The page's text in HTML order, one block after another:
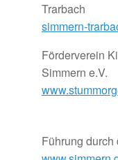
Trarbach
simmern-
Förderverein
Simmern e.V.
Führung